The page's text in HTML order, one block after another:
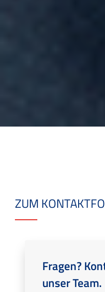
ZUM
Fragen?
unser Team.